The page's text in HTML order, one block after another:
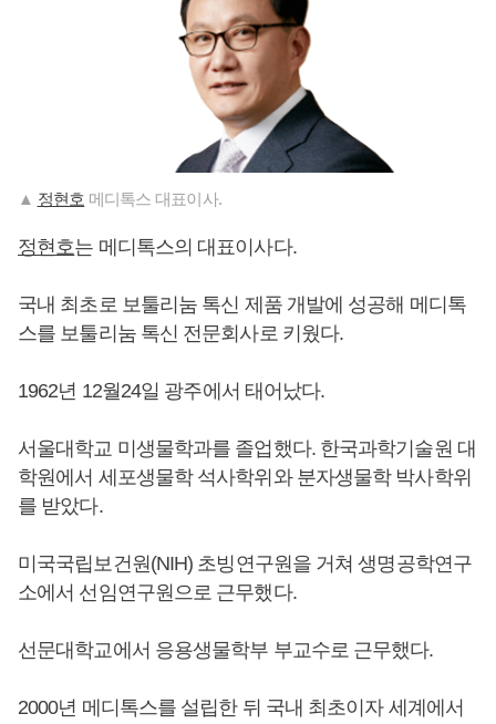
▲ 정현호 메디톡스 대표이사.
정현호는 메디톡스의 대표이사다.
국내 최초로 보툴리눔 톡신 제품 개발에 성공해 메디톡
스를 보툴리눔 톡신 전문회사로 키웠다.
1962년 12월24일 광주에서 태어났다.
서울대학교 미생물학과를 졸업했다. 한국과학기술원 대
학원에서 세포생물학 석사학위와 분자생물학 박사학위
를 받았다.
미국국립보건원(NIH) 초빙연구원을 거쳐 생명공학연구
소에서 선임연구원으로 근무했다.
선문대학교에서 응용생물학부 부교수로 근무했다.
2000년 메디톡스를 설립한 뒤 국내 최초이자 세계에서